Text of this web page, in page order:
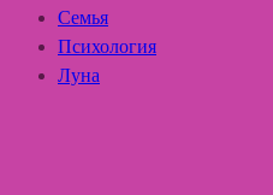
Семья
Психология
Луна